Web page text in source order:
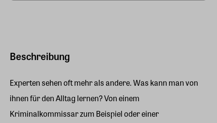
Beschreibung
Experten sehen oft mehr als andere. Was kann man von
ihnen für den Alltag lernen? Von einem
Kriminalkommissar zum Beispiel oder einer